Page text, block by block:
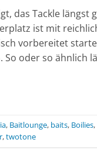
das Tackle längst
ist mit
vorbereitet
So oder so ähnlich
, Baitlounge, baits, Boilies,
,twotone